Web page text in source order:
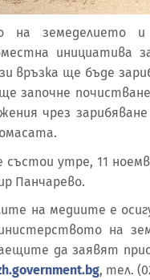
на земеделието
инициатива
връзка ще бъде
започне
чрез
утре, 11
Панчарево.
на медиите е
на
да заявят
, тел.